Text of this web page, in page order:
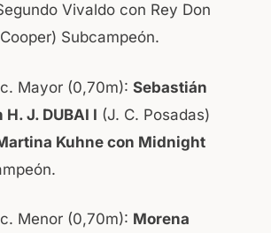
Vivaldo con Rey Don
Subcampeón.
Mayor (0,70m): Sebastián
J. DUBAI I (J. C. Posadas)
Kuhne con Midnight
Menor (0,70m): Morena